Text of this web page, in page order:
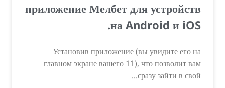
приложение Мелбет для устройств
на Android и iOS.
Установив приложение (вы увидите его на
главном экране вашего 11), что позволит вам
сразу зайти в свой...